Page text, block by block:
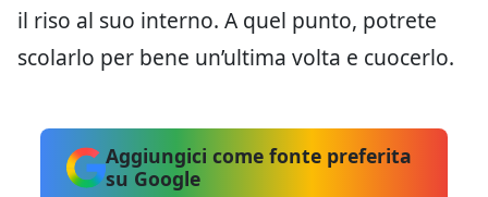
il riso al suo interno. A quel punto, potrete
scolarlo per bene un’ultima volta e cuocerlo.
Aggiungici come fonte preferita
su Google